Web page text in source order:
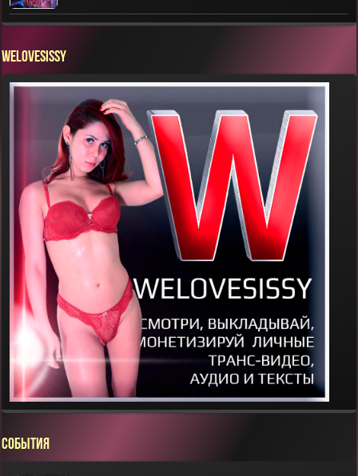
WELOVESISSY
СОБЫТИЯ